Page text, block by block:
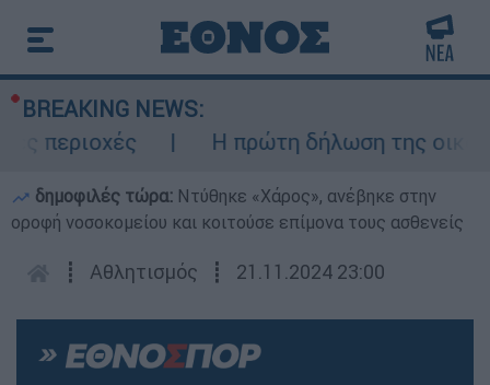
BREAKING NEWS:
Η πρώτη δήλωση της
δημοφιλές τώρα: Ντύθηκε «Χάρος», ανέβηκε στην
οροφή νοσοκομείου και κοιτούσε επίμονα τους ασθενείς
┋ Αθλητισμός ┋ 21.11.2024 23:00